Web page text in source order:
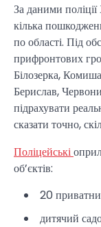
За даними поліції
кілька
по області. Під
прифронтових
Білозерка,
Берислав,
підрахувати
сказати точно,
Поліцейські
об’єктів:
20
дитячий